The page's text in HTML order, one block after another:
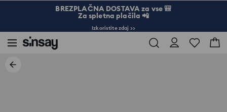
BREZPLAČNA DOSTAVA za vse 🎒
Za spletna plačila 📲
Izkoristite zdaj >>